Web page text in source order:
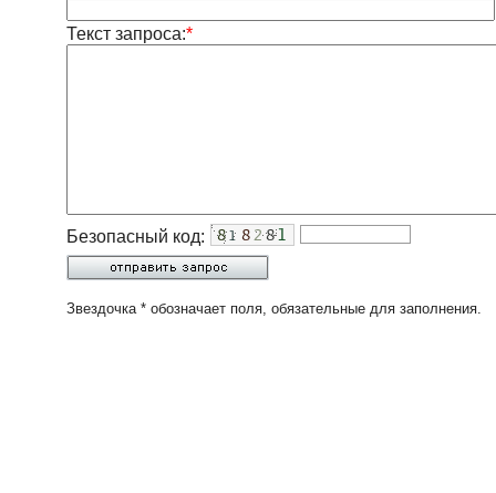
Текст запроса:*
Безопасный код:
Звездочка * обозначает поля, обязательные для заполнения.